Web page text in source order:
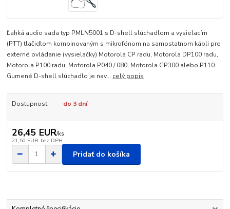
Ľahká audio sada typ PMLN5001 s D-shell slúchadlom a vysielacím
(PTT) tlačidlom kombinovaným s mikrofónom na samostatnom kábli pre
externé ovládanie (vysielačky) Motorola CP radu, Motorola DP100 radu,
Motorola P100 radu, Motorola P040 / 080, Motorola GP300 alebo P110.
Gumené D-shell slúchadlo je nav... celý popis
Dostupnosť do 3 dní
26,45 EUR/ks
21,50 EUR bez DPH
Pridať do košíka